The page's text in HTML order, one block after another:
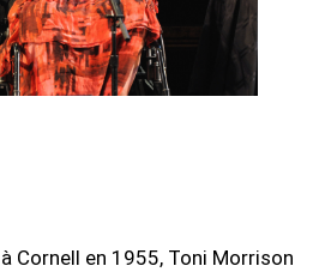
Cornell en 1955, Toni Morrison